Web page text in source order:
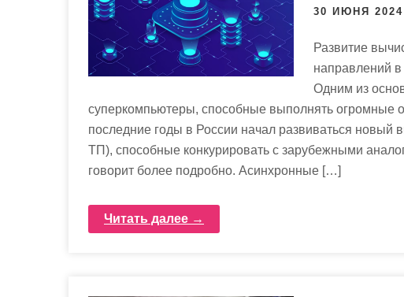
30 ИЮНЯ 2024
Развитие
направлений в
Одним из
суперкомпьютеры, способные выполнять огромные
последние годы в России начал развиваться
ТП), способные конкурировать с зарубежными
говорит более подробно. Асинхронные […]
Читать далее →